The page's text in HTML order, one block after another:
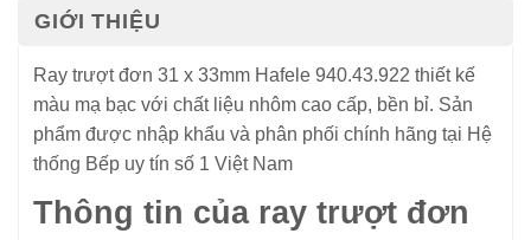
GIỚI THIỆU
Ray trượt đơn 31 x 33mm Hafele 940.43.922 thiết kế
màu mạ bạc với chất liệu nhôm cao cấp, bền bỉ. Sản
phẩm được nhập khẩu và phân phối chính hãng tại Hệ
thống Bếp uy tín số 1 Việt Nam
Thông tin của ray trượt đơn